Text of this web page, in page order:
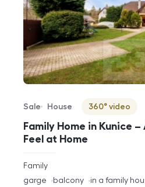
Family Home in Kunice
Feel at Home
Offer type
Sale
Property type
House
Virtuální prohlídka
360° video
rozměry
disposition
Family
funkce
garge balcony in a family